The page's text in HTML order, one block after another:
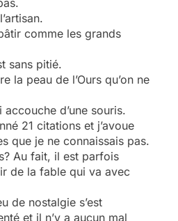
comme les grands
sans pitié.
la peau de l’Ours qu’on ne
accouche d’une souris.
21 citations et j’avoue
que je ne connaissais pas.
Au fait, il est parfois
de la fable qui va avec
de nostalgie s’est
et il n’y a aucun mal